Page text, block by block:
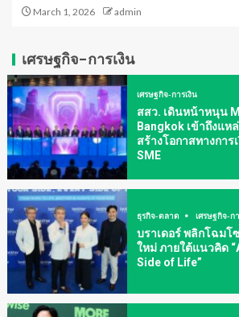
March 1, 2026 admin
เศรษฐกิจ-การเงิน
เศรษฐกิจ-การเงิน
สสว. เดินหน้าหนุน
Bangkok เข้าถึงแ
สร้างโอกาสทางการ
SME
ธุรกิจ-ตลาด เศรษฐกิจ-ก
บราเดอร์ พลิกโฉม
ใหม่ ภายใต้แนวคิด
Side of Life”